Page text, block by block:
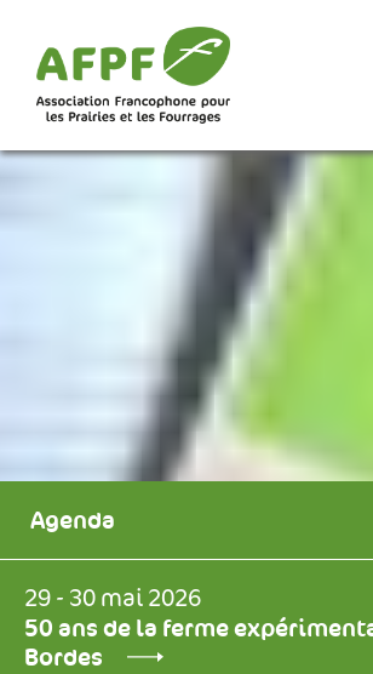
Agenda
29 - 30 mai 2026
50 ans de la ferme
Bordes